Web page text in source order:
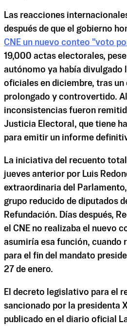
Las reacciones
después de que el gobierno
CNE un nuevo conteo "voto
19,000 actas electorales,
autónomo ya había divulgado
oficiales en diciembre, tras
prolongado y controvertido.
inconsistencias fueron
Justicia Electoral, que tiene
para emitir un informe
La iniciativa del recuento
jueves anterior por Luis
extraordinaria del
grupo reducido de diputados
Refundación. Días después,
el CNE no realizaba el nuevo
asumiría esa función, cuando
para el fin del mandato
27 de enero.
El decreto legislativo para el
sancionado por la presidenta
publicado en el diario oficial